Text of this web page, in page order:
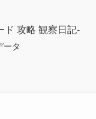
ド 攻略 観察日記-
ータ